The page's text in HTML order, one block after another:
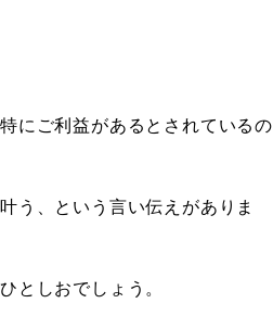
にご利益があるとされているの
う、という言い伝えがありま
としおでしょう。